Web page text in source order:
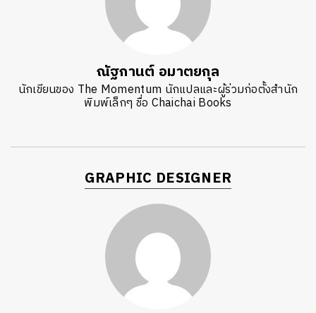
ณัฐกานต์ อมาตยกุล
นักเขียนของ The Momentum นักแปลและผู้ร่วมก่อตั้งสำนัก
พิมพ์เล็กๆ ชื่อ Chaichai Books
GRAPHIC DESIGNER